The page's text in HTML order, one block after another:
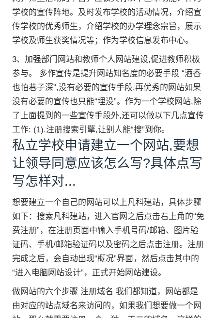
学校的宣传阵地。及时发布学校的活动情况，介绍宣
传学校的优秀师生，介绍学校的办学理念宗旨，展示
学校及师生获奖情况等；作为学校信息发布中心。
3、加强部门网站和教师个人网站建设,促进教师积极
参与。 多作宣传是提升网站知名度的必要手段 “酒香
也怕巷子深”,没有必要的宣传手段,再优秀的网站如果
没有必要的宣传也只能“埋没”。作为一个学校网站,除
了上面提到的一些宣传手段外,还可以做以下几点宣传
工作: (1).注册搜索引擎,让别人能“搜”到你。
私立学校申请建立一个网站,要想
让领导同意应该怎么写?具体点写
写怎样对...
想要建立一个自己的网站可以上凡科建站，具体步骤
如下：搜索凡科建站，进入官网之后点击右上角的“免
费注册”，在注册页面中输入手机号码/邮箱、图片验
证码、手机/邮箱验证码以及密码之后点击注册。注册
完成之后，会自动出现“概况”界面，然后点击其中的
“进入电脑网站设计”，正式开始网站建设。
做网站的六个步骤 注册域名 我们都知道，网站都是
由对应的站点域名来访问的，如果我们想要做一个网